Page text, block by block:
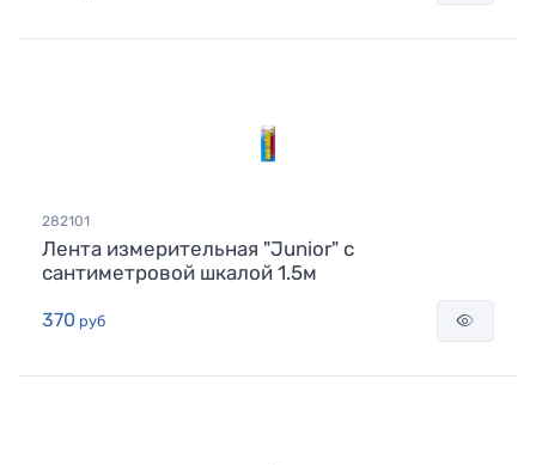
282101
Лента измерительная "Junior" с
сантиметровой шкалой 1.5м
370 руб